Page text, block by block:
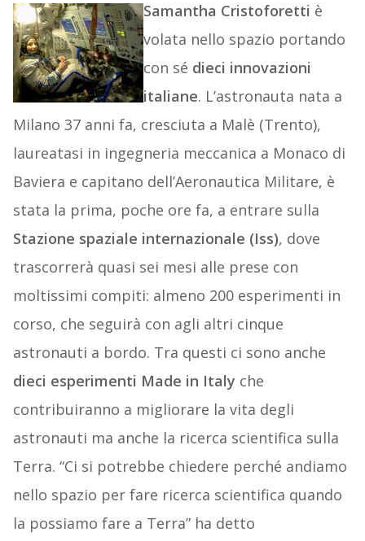
Samantha Cristoforetti è
volata nello spazio portando
con sé dieci innovazioni
italiane. L’astronauta nata a
Milano 37 anni fa, cresciuta a Malè (Trento),
laureatasi in ingegneria meccanica a Monaco di
Baviera e capitano dell’Aeronautica Militare, è
stata la prima, poche ore fa, a entrare sulla
Stazione spaziale internazionale (Iss), dove
trascorrerà quasi sei mesi alle prese con
moltissimi compiti: almeno 200 esperimenti in
corso, che seguirà con agli altri cinque
astronauti a bordo. Tra questi ci sono anche
dieci esperimenti Made in Italy che
contribuiranno a migliorare la vita degli
astronauti ma anche la ricerca scientifica sulla
Terra. “Ci si potrebbe chiedere perché andiamo
nello spazio per fare ricerca scientifica quando
la possiamo fare a Terra” ha detto